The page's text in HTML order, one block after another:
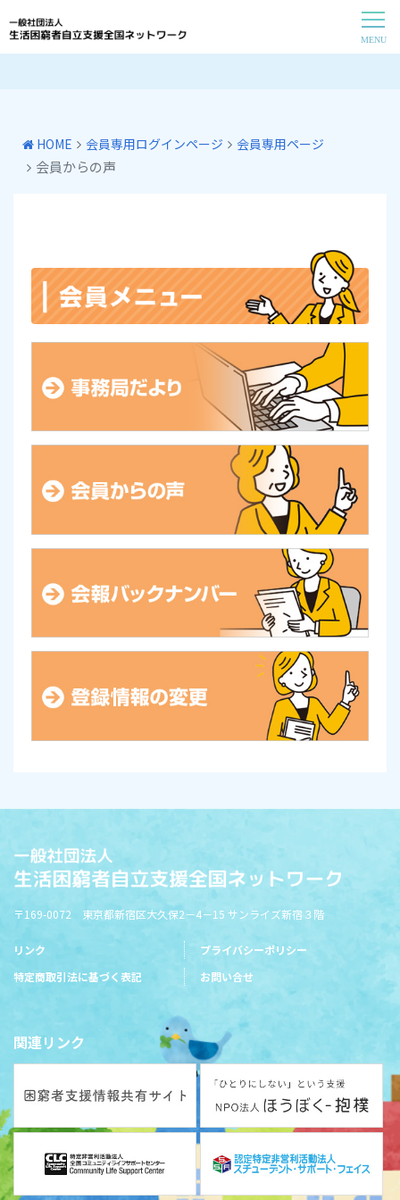
HOME 会員専用ログインページ 会員専用ページ
会員からの声
〒169-0072 東京都新宿区大久保2－4－15 サンライズ新宿３階
リンク
プライバシーポリシー
特定商取引法に基づく表記
お問い合せ
関連リンク